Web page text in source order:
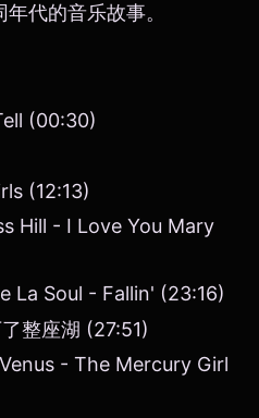
代的音乐故事。
(00:30)
(12:13)
Hill - I Love You Mary
La Soul - Fallin' (23:16)
整座湖 (27:51)
- The Mercury Girl